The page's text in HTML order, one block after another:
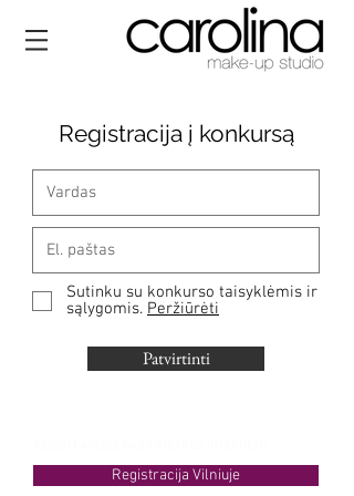
Registracija į konkursą
Sutinku su konkurso taisyklėmis ir
sąlygomis. Peržiūrėti
Patvirtinti
Registracija Vilniuje